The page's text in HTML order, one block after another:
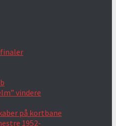
finaler
vindere
på kortbane
1952-